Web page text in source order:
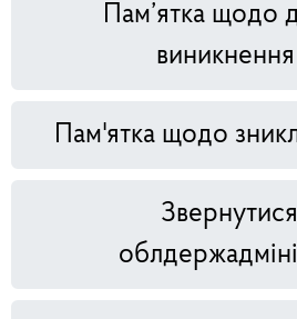
Пам’ятка щодо
Пам'ятка щодо